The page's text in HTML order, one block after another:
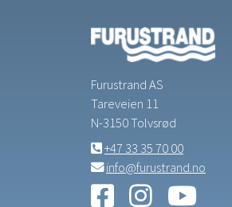
Furustrand AS
Tareveien 11
N-3150 Tolvsrød
+47 33 35 70 00
info@furustrand.no